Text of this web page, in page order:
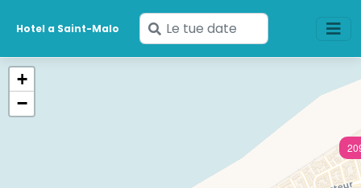
Hotel a Saint-Malo
Inserisci
le
+
−